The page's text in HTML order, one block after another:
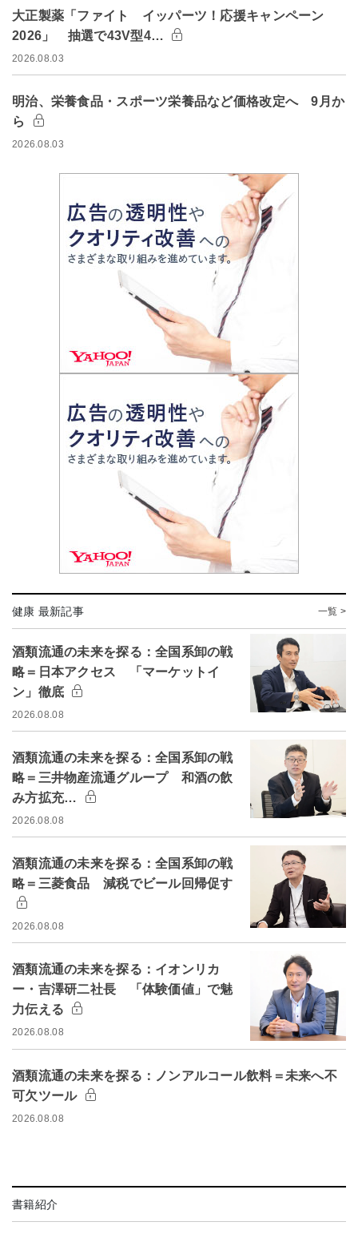
大正製薬「ファイト イッパーツ！応援キャンペーン
2026」 抽選で43V型4…
2026.08.03
明治、栄養食品・スポーツ栄養品など価格改定へ 9月か
ら
2026.08.03
健康 最新記事 一覧 >
酒類流通の未来を探る：全国系卸の戦
略＝日本アクセス 「マーケットイ
ン」徹底
2026.08.08
酒類流通の未来を探る：全国系卸の戦
略＝三井物産流通グループ 和酒の飲
み方拡充…
2026.08.08
酒類流通の未来を探る：全国系卸の戦
略＝三菱食品 減税でビール回帰促す
2026.08.08
酒類流通の未来を探る：イオンリカ
ー・吉澤研二社長 「体験価値」で魅
力伝える
2026.08.08
酒類流通の未来を探る：ノンアルコール飲料＝未来へ不
可欠ツール
2026.08.08
書籍紹介